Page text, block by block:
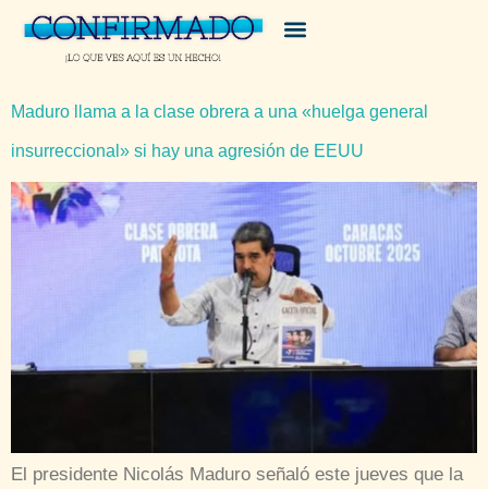
Maduro llama a la clase obrera a una «huelga general
insurreccional» si hay una agresión de EEUU
El presidente Nicolás Maduro señaló este jueves que la